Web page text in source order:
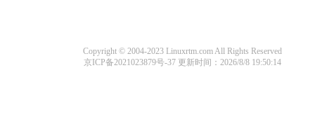
Copyright © 2004-2023 Linuxrtm.com All Rights Reserved
京ICP备2021023879号-37更新时间：2026/8/8 19:50:14